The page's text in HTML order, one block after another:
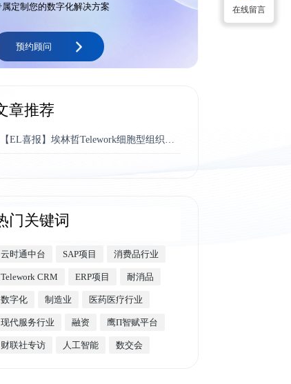
属定制您的数字化解决方案
预约顾问
章推荐
门关键词
云时通中台 SAP项目 消费品行业
Telework CRM ERP项目 耐消品
数字化 制造业 医药医疗行业
现代服务行业 融资 鹰Π智赋平台
财联社专访 人工智能 数交会
在线留言